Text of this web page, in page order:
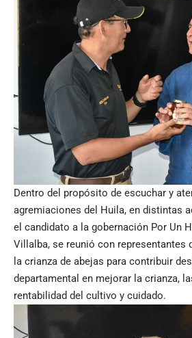
Dentro del propósito de escuchar y
agremiaciones del Huila, en distintas
el candidato a la gobernación Por Un
Villalba, se reunió con representantes
la crianza de abejas para contribuir
departamental en mejorar la crianza,
rentabilidad del cultivo y cuidado.